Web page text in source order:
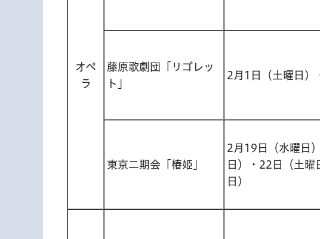
オペ
ラ
藤原歌劇団「リゴレッ
ト」
2月1日（土曜日）
東京二期会「椿姫」
2月19日（水曜日
日）・22日（土曜
日）